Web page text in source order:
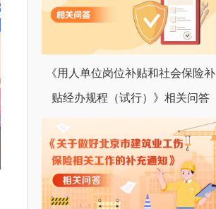
《用人单位岗位补贴和社会保险补
贴经办规程（试行）》相关问答